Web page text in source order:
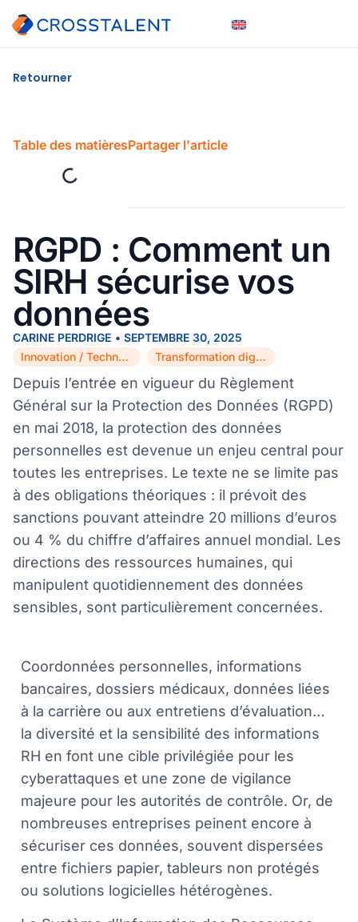
Retourner
Table des matièresPartager l'article
RGPD : Comment un
SIRH sécurise vos
données
CARINE PERDRIGE • SEPTEMBRE 30, 2025
Innovation / Technologie
Transformation digitale
Depuis l’entrée en vigueur du Règlement
Général sur la Protection des Données (RGPD)
en mai 2018, la protection des données
personnelles est devenue un enjeu central pour
toutes les entreprises. Le texte ne se limite pas
à des obligations théoriques : il prévoit des
sanctions pouvant atteindre 20 millions d’euros
ou 4 % du chiffre d’affaires annuel mondial. Les
directions des ressources humaines, qui
manipulent quotidiennement des données
sensibles, sont particulièrement concernées.
Coordonnées personnelles, informations
bancaires, dossiers médicaux, données liées
à la carrière ou aux entretiens d’évaluation…
la diversité et la sensibilité des informations
RH en font une cible privilégiée pour les
cyberattaques et une zone de vigilance
majeure pour les autorités de contrôle. Or, de
nombreuses entreprises peinent encore à
sécuriser ces données, souvent dispersées
entre fichiers papier, tableurs non protégés
ou solutions logicielles hétérogènes.